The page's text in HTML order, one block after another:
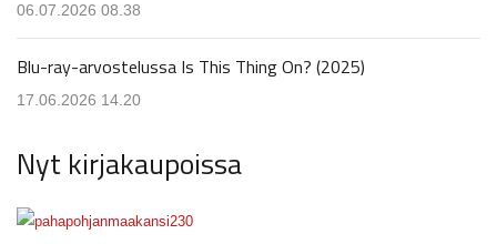
06.07.2026 08.38
Blu-ray-arvostelussa Is This Thing On? (2025)
17.06.2026 14.20
Nyt kirjakaupoissa